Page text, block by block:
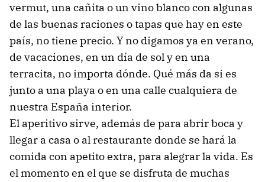
vermut, una cañita o un vino blanco con algunas
de las buenas raciones o tapas que hay en este
país, no tiene precio. Y no digamos ya en verano,
de vacaciones, en un día de sol y en una
terracita, no importa dónde. Qué más da si es
junto a una playa o en una calle cualquiera de
nuestra España interior.
El aperitivo sirve, además de para abrir boca y
llegar a casa o al restaurante donde se hará la
comida con apetito extra, para alegrar la vida. Es
el momento en el que se disfruta de muchas